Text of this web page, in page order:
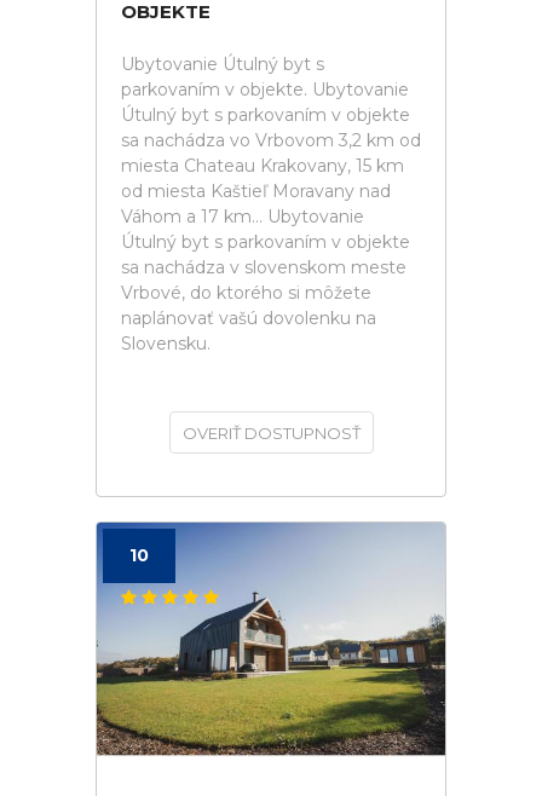
OBJEKTE
Ubytovanie Útulný byt s
parkovaním v objekte. Ubytovanie
Útulný byt s parkovaním v objekte
sa nachádza vo Vrbovom 3,2 km od
miesta Chateau Krakovany, 15 km
od miesta Kaštieľ Moravany nad
Váhom a 17 km... Ubytovanie
Útulný byt s parkovaním v objekte
sa nachádza v slovenskom meste
Vrbové, do ktorého si môžete
naplánovať vašú dovolenku na
Slovensku.
OVERIŤ DOSTUPNOSŤ
10